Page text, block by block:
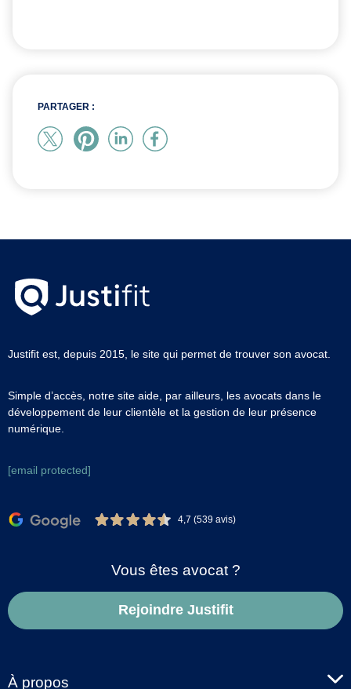
PARTAGER :
Justifit est, depuis 2015, le site qui permet de trouver son avocat.
Simple d’accès, notre site aide, par ailleurs, les avocats dans le
développement de leur clientèle et la gestion de leur présence
numérique.
[email protected]
4,7 (539 avis)
Vous êtes avocat ?
Rejoindre Justifit
À propos